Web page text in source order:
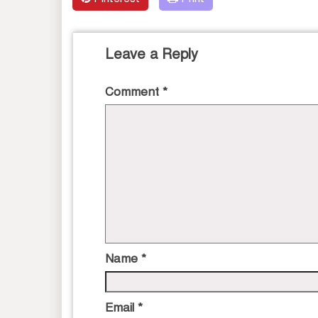
Leave a Reply
Comment *
Name *
Email *